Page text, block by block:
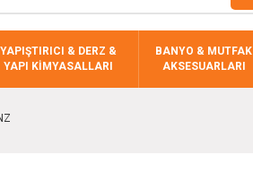
YAPIŞTIRICI & DERZ &
YAPI KİMYASALLARI
BANYO & MUTFAK
AKSESUARLARI